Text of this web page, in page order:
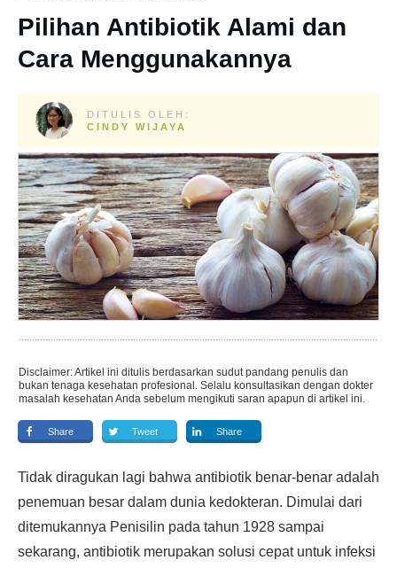
Pilihan Antibiotik Alami dan
Cara Menggunakannya
DITULIS OLEH:
CINDY WIJAYA
Disclaimer: Artikel ini ditulis berdasarkan sudut pandang penulis dan
bukan tenaga kesehatan profesional. Selalu konsultasikan dengan dokter
masalah kesehatan Anda sebelum mengikuti saran apapun di artikel ini.
Share Tweet Share
Tidak diragukan lagi bahwa antibiotik benar-benar adalah
penemuan besar dalam dunia kedokteran. Dimulai dari
ditemukannya Penisilin pada tahun 1928 sampai
sekarang, antibiotik merupakan solusi cepat untuk infeksi